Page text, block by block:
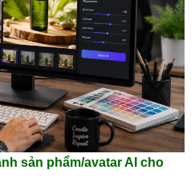
sản phẩm/avatar AI cho